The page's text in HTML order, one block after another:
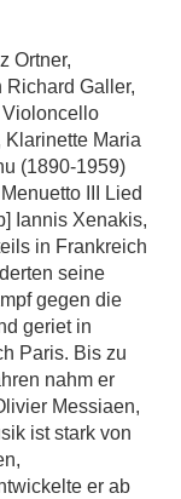
Ortner,
Galler,
Violoncello
Klarinette Maria
(1890-1959)
III Lied
Iannis Xenakis,
in Frankreich
seine
gegen die
geriet in
Paris. Bis zu
nahm er
Messiaen,
ist stark von
er ab